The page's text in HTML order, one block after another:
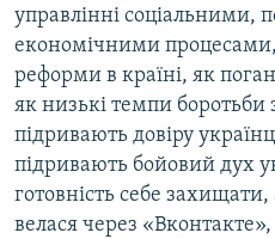
управлінні соціальними,
економічними процесами,
реформи в країні, як
як низькі темпи боротьби
підривають довіру
підривають бойовий дух
готовність себе
велася через